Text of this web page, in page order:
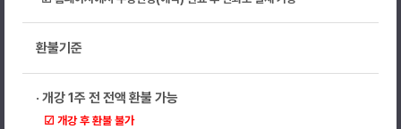
환불기준
· 개강 1주 전 전액 환불 가능
☑ 개강 후 환불 불가